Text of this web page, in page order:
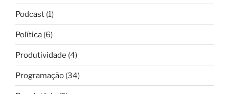
Podcast (1)
Política (6)
Produtividade (4)
Programação (34)